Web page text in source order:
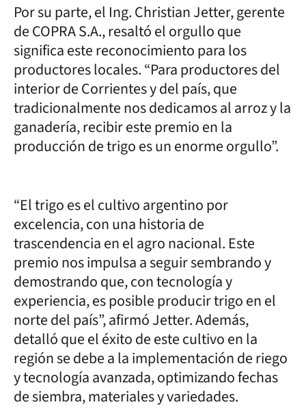
Por su parte, el Ing. Christian Jetter, gerente
de COPRA S.A., resaltó el orgullo que
significa este reconocimiento para los
productores locales. “Para productores del
interior de Corrientes y del país, que
tradicionalmente nos dedicamos al arroz y la
ganadería, recibir este premio en la
producción de trigo es un enorme orgullo”.
“El trigo es el cultivo argentino por
excelencia, con una historia de
trascendencia en el agro nacional. Este
premio nos impulsa a seguir sembrando y
demostrando que, con tecnología y
experiencia, es posible producir trigo en el
norte del país”, afirmó Jetter. Además,
detalló que el éxito de este cultivo en la
región se debe a la implementación de riego
y tecnología avanzada, optimizando fechas
de siembra, materiales y variedades.